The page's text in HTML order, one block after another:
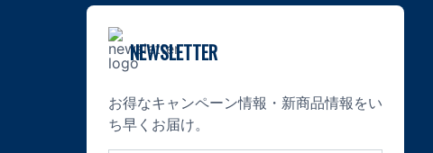
NEWSLETTER
お得なキャンペーン情報・新商品情報をい
ち早くお届け。